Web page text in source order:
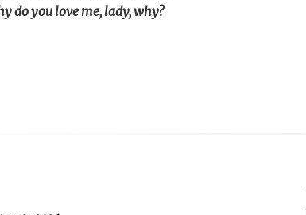
do you love me, lady, why?